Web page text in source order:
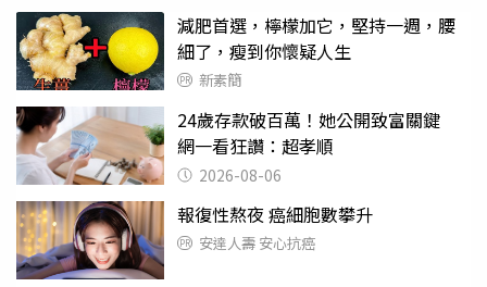
減肥首選，檸檬加它，堅持一週，腰
細了，瘦到你懷疑人生
新素簡
24歲存款破百萬！她公開致富關鍵
網一看狂讚：超孝順
2026-08-06
報復性熬夜 癌細胞數攀升
安達人壽 安心抗癌